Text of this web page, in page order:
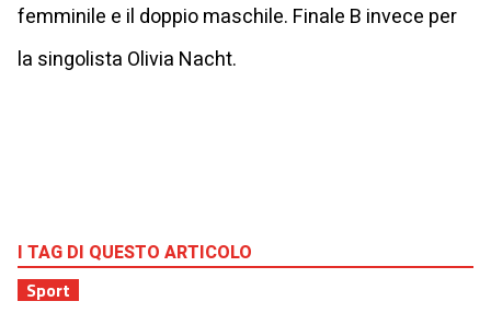
femminile e il doppio maschile. Finale B invece per
la singolista Olivia Nacht.
I TAG DI QUESTO ARTICOLO
Sport